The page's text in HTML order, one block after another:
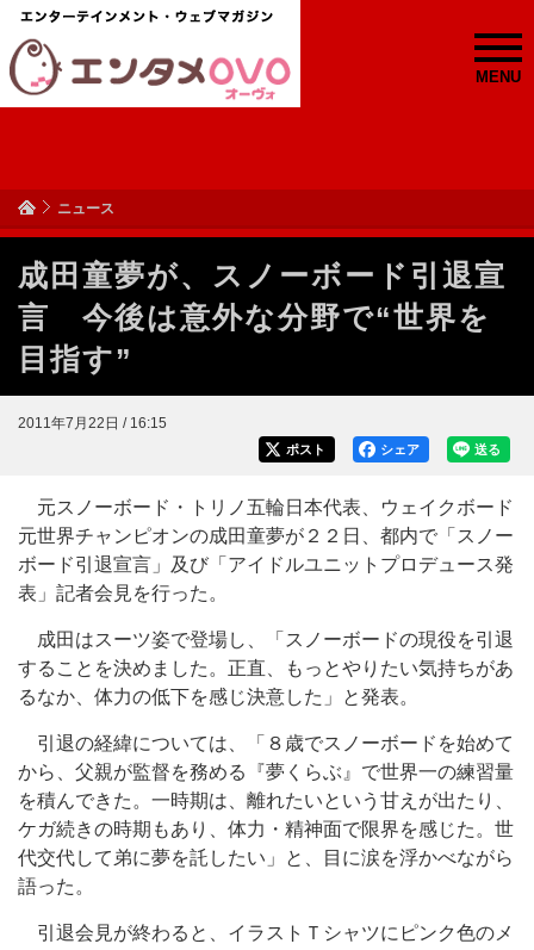
MENU
ニュース
成田童夢が、スノーボード引退宣
言 今後は意外な分野で“世界を
目指す”
2011年7月22日 / 16:15
送る
シェア
ポスト
元スノーボード・トリノ五輪日本代表、ウェイクボード
元世界チャンピオンの成田童夢が２２日、都内で「スノー
ボード引退宣言」及び「アイドルユニットプロデュース発
表」記者会見を行った。
成田はスーツ姿で登場し、「スノーボードの現役を引退
することを決めました。正直、もっとやりたい気持ちがあ
るなか、体力の低下を感じ決意した」と発表。
引退の経緯については、「８歳でスノーボードを始めて
から、父親が監督を務める『夢くらぶ』で世界一の練習量
を積んできた。一時期は、離れたいという甘えが出たり、
ケガ続きの時期もあり、体力・精神面で限界を感じた。世
代交代して弟に夢を託したい」と、目に涙を浮かべながら
語った。
引退会見が終わると、イラストＴシャツにピンク色のメ